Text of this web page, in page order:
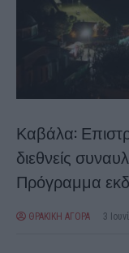
Καβάλα:
διεθνείς
Πρόγραμμα
ΘΡΑΚΙΚΗ ΑΓΟΡΑ 3